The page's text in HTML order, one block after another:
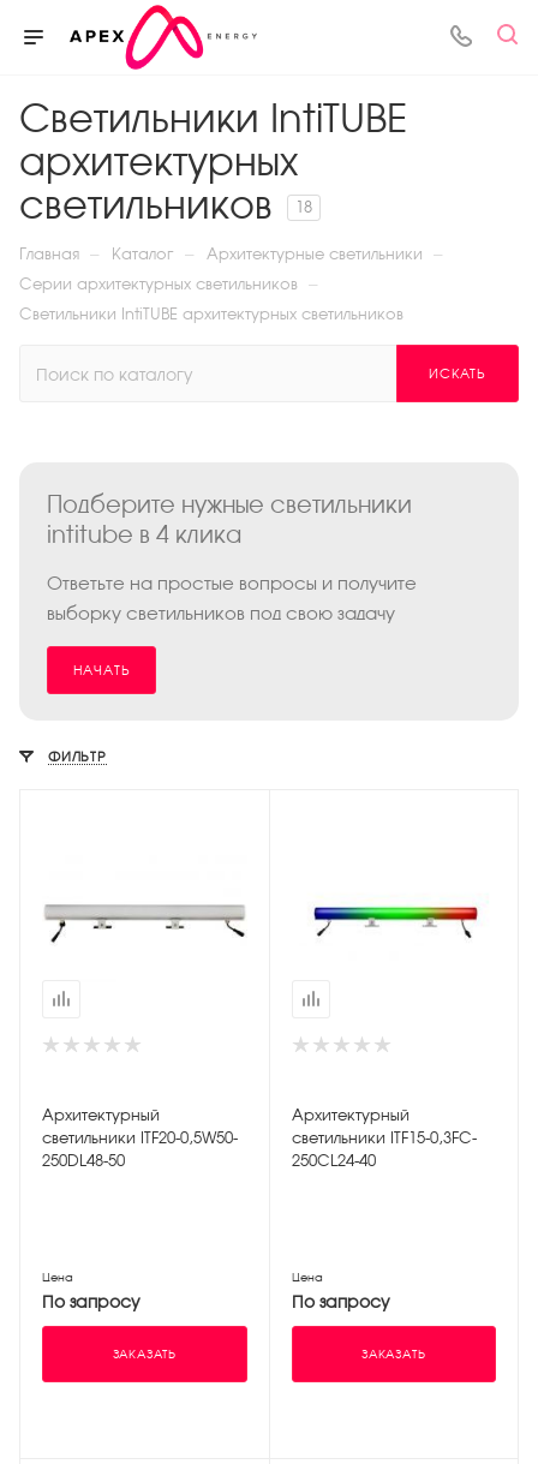
Светильники IntiTUBE
архитектурных
светильников
18
Главная — Каталог — Архитектурные светильники —
Серии архитектурных светильников —
Светильники IntiTUBE архитектурных светильников
ИСКАТЬ
Подберите нужные светильники
intitube в 4 клика
Ответьте на простые вопросы и получите
выборку светильников под свою задачу
НАЧАТЬ
ФИЛЬТР
Архитектурный
светильники ITF20-0,5W50-
250DL48-50
Цена
По запросу
ЗАКАЗАТЬ
Архитектурный
светильники ITF15-0,3FC-
250CL24-40
Цена
По запросу
ЗАКАЗАТЬ